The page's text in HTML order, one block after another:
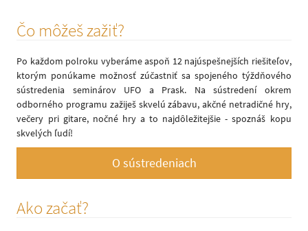
Čo môžeš zažiť?
Po každom polroku vyberáme aspoň 12 najúspešnejších riešiteľov,
ktorým ponúkame možnosť zúčastniť sa spojeného týždňového
sústredenia seminárov UFO a Prask. Na sústredení okrem
odborného programu zažiješ skvelú zábavu, akčné netradičné hry,
večery pri gitare, nočné hry a to najdôležitejšie - spoznáš kopu
skvelých ľudí!
O sústredeniach
Ako začať?